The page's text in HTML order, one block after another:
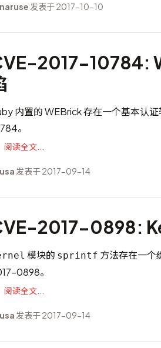
naruse 发表于 2017-10-10
2017-10784:
内置的 WEBrick 存在一个基本认
。
阅读全文...
usa 发表于 2017-09-14
2017-0898:
模块的 sprintf 方法存在一个
0898。
阅读全文...
usa 发表于 2017-09-14